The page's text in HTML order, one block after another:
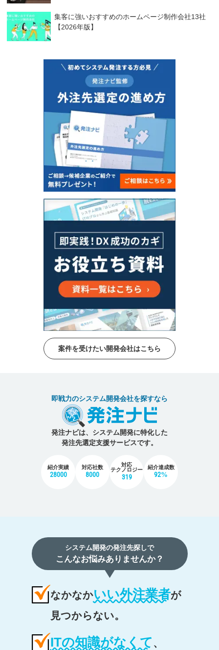
集客に強いおすすめのホームページ制作会社13社
【2026年版】
案件を受けたい開発会社はこちら
即戦力のシステム開発会社を探すなら
発注ナビは、システム開発に特化した
発注先選定支援サービスです。
紹介実績
28000
対応社数
8000
対応
テクノロジー
319
紹介達成数
92%
システム開発の発注先探しで
こんなお悩みありませんか？
なかなかいい外注業者が
見つからない。
ITの知識がなくて 、